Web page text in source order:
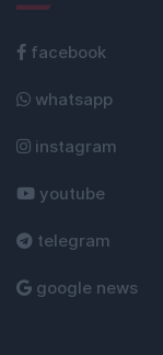
facebook
whatsapp
instagram
youtube
telegram
google news